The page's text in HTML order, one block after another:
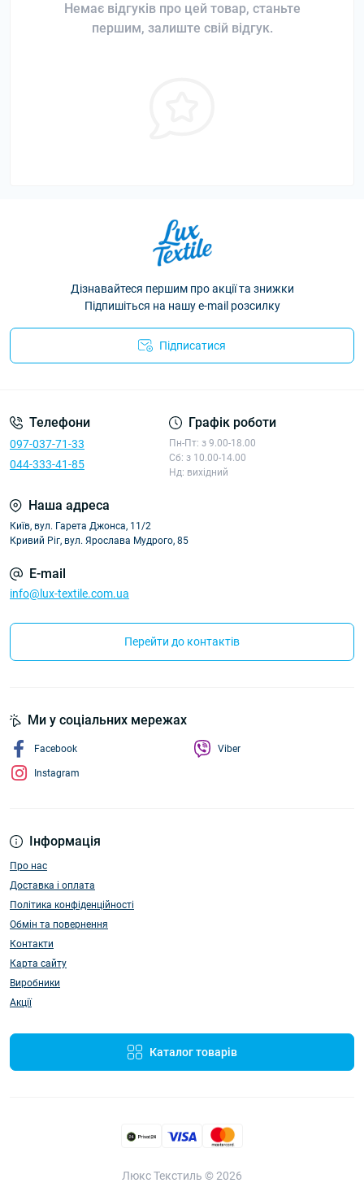
Немає відгуків про цей товар, станьте
першим, залиште свій відгук.
Дізнавайтеся першим про акції та знижки
Підпишіться на нашу e-mail розсилку
Підписатися
Телефони
097-037-71-33
044-333-41-85
Графік роботи
Пн-Пт: з 9.00-18.00
Сб: з 10.00-14.00
Нд: вихідний
Наша адреса
Київ, вул. Гарета Джонса, 11/2
Кривий Ріг, вул. Ярослава Мудрого, 85
E-mail
info@lux-textile.com.ua
Перейти до контактів
Інформація
Про нас
Доставка і оплата
Політика конфіденційності
Обмін та повернення
Контакти
Карта сайту
Виробники
Акції
Каталог товарів
Ми у соціальних мережах
Facebook
Instagram
Viber
Люкс Текстиль © 2026